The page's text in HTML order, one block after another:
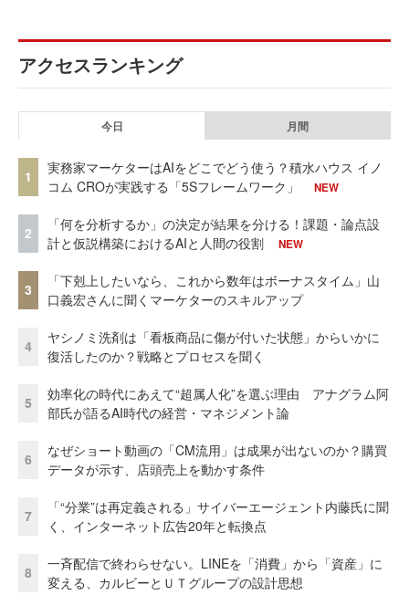
アクセスランキング
今日 月間
1
実務家マーケターはAIをどこでどう使う？積水ハウス イノ
コム CROが実践する「5Sフレームワーク」
NEW
2
「何を分析するか」の決定が結果を分ける！課題・論点設
計と仮説構築におけるAIと人間の役割
NEW
3
「下剋上したいなら、これから数年はボーナスタイム」山
口義宏さんに聞くマーケターのスキルアップ
4
ヤシノミ洗剤は「看板商品に傷が付いた状態」からいかに
復活したのか？戦略とプロセスを聞く
5
効率化の時代にあえて“超属人化”を選ぶ理由 アナグラム阿
部氏が語るAI時代の経営・マネジメント論
6
なぜショート動画の「CM流用」は成果が出ないのか？購買
データが示す、店頭売上を動かす条件
7
「“分業”は再定義される」サイバーエージェント内藤氏に聞
く、インターネット広告20年と転換点
8
一斉配信で終わらせない。LINEを「消費」から「資産」に
変える、カルビーとＵＴグループの設計思想